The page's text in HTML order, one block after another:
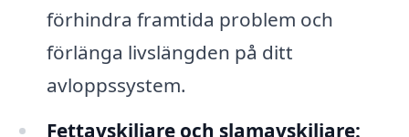
förhindra framtida problem och
förlänga livslängden på ditt
avloppssystem.
Fettavskiljare och slamavskiljare: